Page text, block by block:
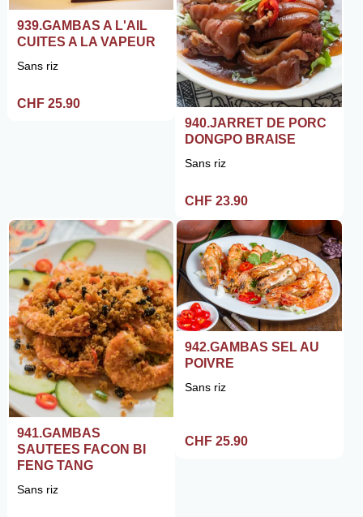
939.GAMBAS A L'AIL
CUITES A LA VAPEUR
Sans riz
CHF 25.90
940.JARRET DE PORC
DONGPO BRAISE
Sans riz
CHF 23.90
941.GAMBAS
SAUTEES FACON BI
FENG TANG
Sans riz
942.GAMBAS SEL AU
POIVRE
Sans riz
CHF 25.90